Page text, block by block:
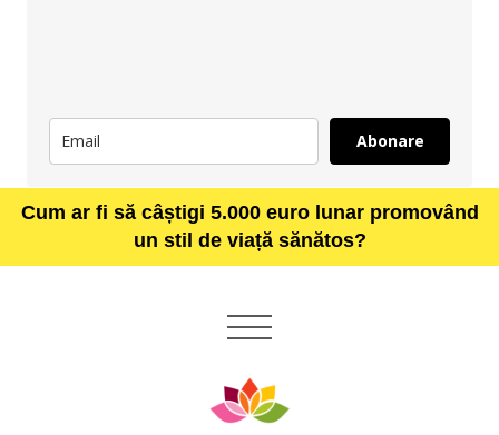
Abonare
Cum ar fi să câștigi 5.000 euro lunar promovând
un stil de viață sănătos?